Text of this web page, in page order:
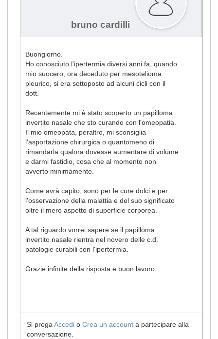
bruno cardilli
Buongiorno.
Ho conosciuto l'ipertermia diversi anni fa, quando
mio suocero, ora deceduto per mesotelioma
pleurico, si era sottoposto ad alcuni cicli con il
dott.
Recentemente mi è stato scoperto un papilloma
invertito nasale che sto curando con l'omeopatia.
Il mio omeopata, peraltro, mi sconsiglia
l'asportazione chirurgica o quantomeno di
rimandarla qualora dovesse aumentare di volume
e darmi fastidio, cosa che al momento non
avverto minimamente.
Come avrà capito, sono per le cure dolci e per
l'osservazione della malattia e del suo significato
oltre il mero aspetto di superficie corporea.
A tal riguardo vorrei sapere se il papilloma
invertito nasale rientra nel novero delle c.d.
patologie curabili con l'ipertermia.
Grazie infinite della risposta e buon lavoro.
Si prega Accedi o Crea un account a partecipare alla
conversazione.